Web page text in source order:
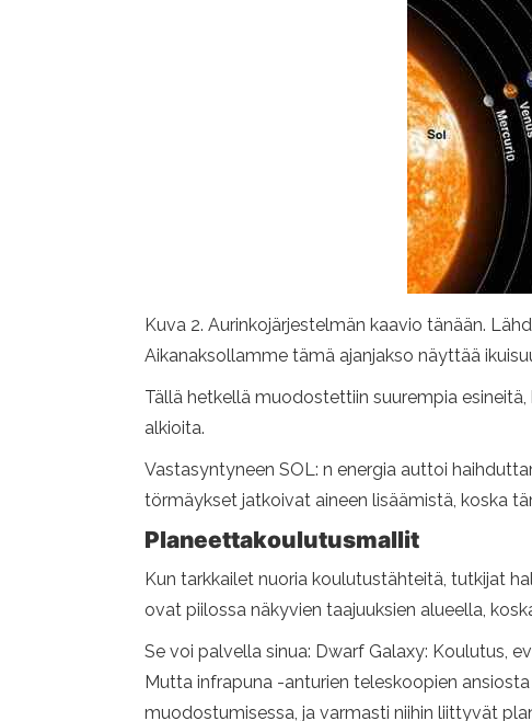
Kuva 2. Aurinkojärjestelmän kaavio tänään.
Aikanaksollamme tämä ajanjakso näyttää
Tällä hetkellä muodostettiin suurempia
alkioita.
Vastasyntyneen SOL: n energia auttoi
törmäykset jatkoivat aineen lisäämistä, koska
Planeettakoulutusmallit
Kun tarkkailet nuoria koulutustähteitä, tutkijat
ovat piilossa näkyvien taajuuksien alueella,
Se voi palvella sinua: Dwarf Galaxy: Koulutus,
Mutta infrapuna -anturien teleskoopien
muodostumisessa, ja varmasti niihin liittyvät